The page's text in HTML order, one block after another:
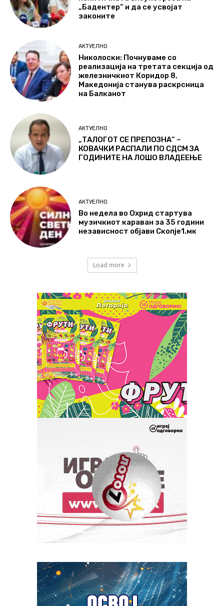
„Бадентер“ и да се усвојат
законите
АКТУЕЛНО
Николоски: Почнуваме со
реализација на третата секција од
железничкиот Коридор 8,
Македонија станува раскрсница
на Балканот
АКТУЕЛНО
„ТАЛОГОТ СЕ ПРЕПОЗНА“ –
КОВАЧКИ РАСПАЛИ ПО СДСМ ЗА
ГОДИНИТЕ НА ЛОШО ВЛАДЕЕЊЕ
АКТУЕЛНО
Во недела во Охрид стартува
музичкиот караван за 35 години
независност објави Скопје1.мк
Load more